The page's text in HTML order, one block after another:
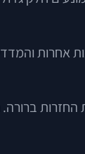
אחרות
ברורה.